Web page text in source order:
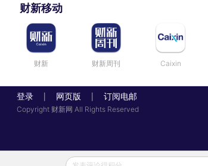
财新移动
财新 财新周刊 Caixin
登录 网页版 订阅电邮
Copyright 财新网 All Rights Reserved